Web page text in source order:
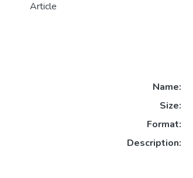
Article
Name:
Size:
Format:
Description: